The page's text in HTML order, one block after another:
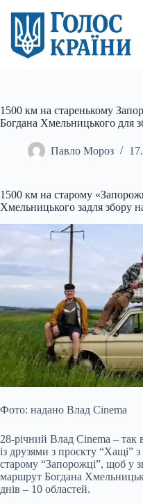
вмісту
1500 км на старенькому
Богдана Хмельницького для
Павло Мороз
1500 км на старому
Хмельницького задля збору
Фото: надано Влад Cinema
28-річний Влад Cinema – так
із друзями з проєкту “Хащі”
старому “Запорожці”, щоб у
маршрут Богдана
днів – 10 областей.